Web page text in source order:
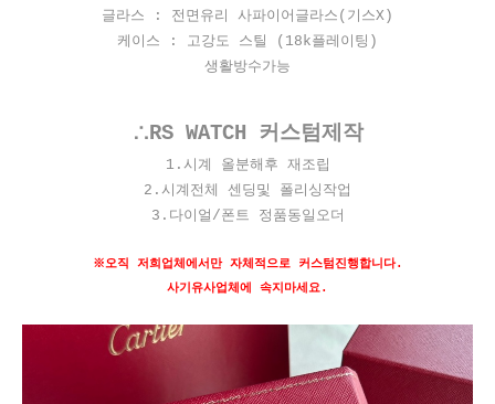
글라스 : 전면유리 사파이어글라스(기스X)
케이스 : 고강도 스틸 (18k플레이팅)
생활방수가능
∴RS WATCH 커스텀제작
1.시계 올분해후 재조립
2.시계전체 센딩및 폴리싱작업
3.다이얼/폰트 정품동일오더
※오직 저희업체에서만 자체적으로 커스텀진행합니다.
사기유사업체에 속지마세요.